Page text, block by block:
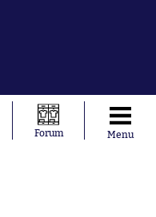
Forum Menu